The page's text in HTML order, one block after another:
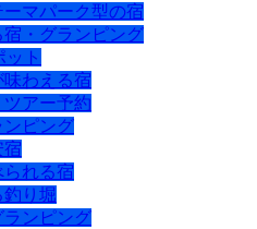
マパーク型の宿
宿・グランピング
ト
わえる宿
アー予約
ンピング
宿
れる宿
り堀
ンピング